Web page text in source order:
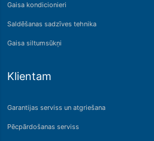
Gaisa kondicionieri
Saldēšanas sadzīves tehnika
Gaisa siltumsūkņi
Klientam
Garantijas serviss un atgriešana
Pēcpārdošanas serviss